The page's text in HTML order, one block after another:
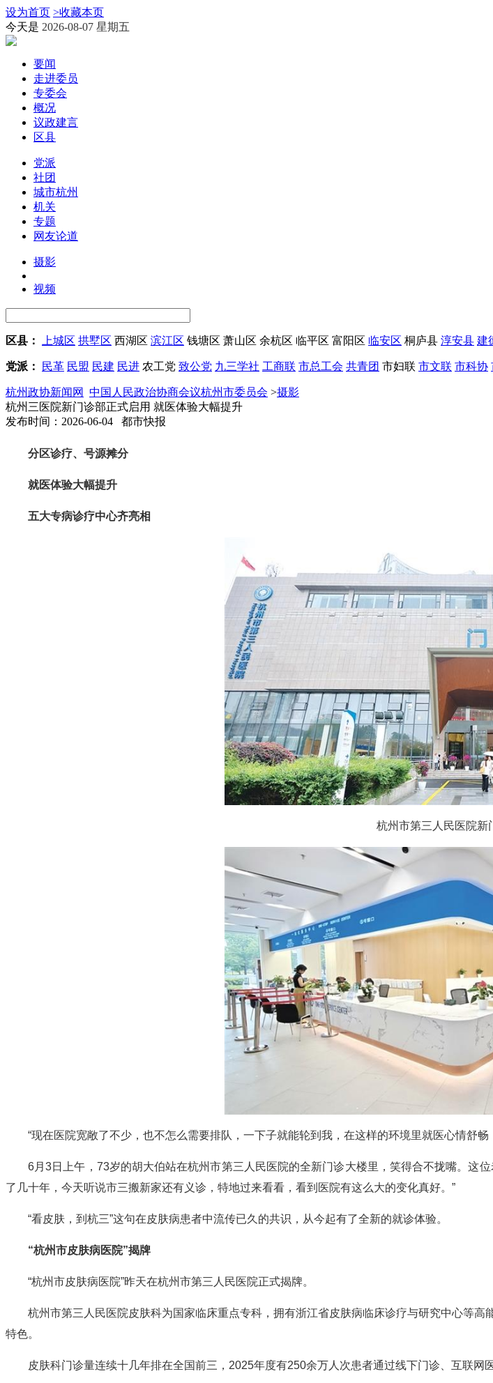
设为首页 >收藏本页
今天是 2026-08-07 星期五
要闻
走进委员
专委会
概况
议政建言
区县
党派
社团
城市杭州
机关
专题
网友论道
摄影
视频
区县： 上城区 拱墅区 西湖区 滨江区 钱塘区 萧山区 余杭区 临平区 富阳区 临安区 桐庐县 淳安县 建
党派： 民革 民盟 民建 民进 农工党 致公党 九三学社 工商联 市总工会 共青团 市妇联 市文联 市科协
杭州政协新闻网 中国人民政治协商会议杭州市委员会 >摄影
杭州三医院新门诊部正式启用 就医体验大幅提升
发布时间：2026-06-04 都市快报
分区诊疗、号源摊分
就医体验大幅提升
五大专病诊疗中心齐亮相
杭州市第三人民医院新
“现在医院宽敞了不少，也不怎么需要排队，一下子就能轮到我，在这样的环境里就医心情舒畅
6月3日上午，73岁的胡大伯站在杭州市第三人民医院的全新门诊大楼里，笑得合不拢嘴。这
了几十年，今天听说市三搬新家还有义诊，特地过来看看，看到医院有这么大的变化真好。”
“看皮肤，到杭三”这句在皮肤病患者中流传已久的共识，从今起有了全新的就诊体验。
“杭州市皮肤病医院”揭牌
“杭州市皮肤病医院”昨天在杭州市第三人民医院正式揭牌。
杭州市第三人民医院皮肤科为国家临床重点专科，拥有浙江省皮肤病临床诊疗与研究中心等
特色。
皮肤科门诊量连续十几年排在全国前三，2025年度有250余万人次患者通过线下门诊、互联网